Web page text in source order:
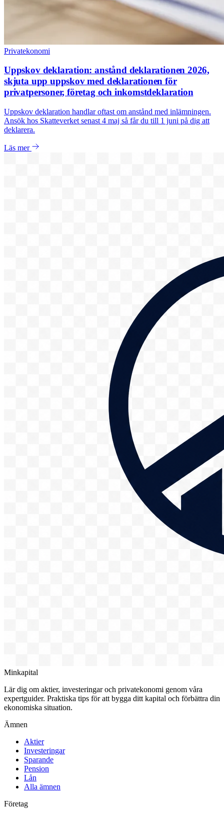
Privatekonomi
Uppskov deklaration: anstånd deklarationen 2026,
skjuta upp uppskov med deklarationen för
privatpersoner, företag och inkomstdeklaration
Uppskov deklaration handlar oftast om anstånd med inlämningen.
Ansök hos Skatteverket senast 4 maj så får du till 1 juni på dig att
deklarera.
Läs mer
Minkapital
Lär dig om aktier, investeringar och privatekonomi genom våra
expertguider. Praktiska tips för att bygga ditt kapital och förbättra din
ekonomiska situation.
Ämnen
Aktier
Investeringar
Sparande
Pension
Lån
Alla ämnen
Företag